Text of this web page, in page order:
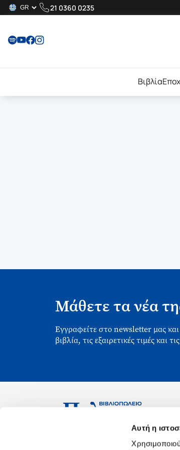
Αυτή η
21 0360 0235
Βιβλία
Μάθετε τα νέα
Εγγραφείτε στο newsletter μας
βιβλία, τις εξαιρετικές τιμές και
Ασκληπιού 1-3, Αθήνα 106 79